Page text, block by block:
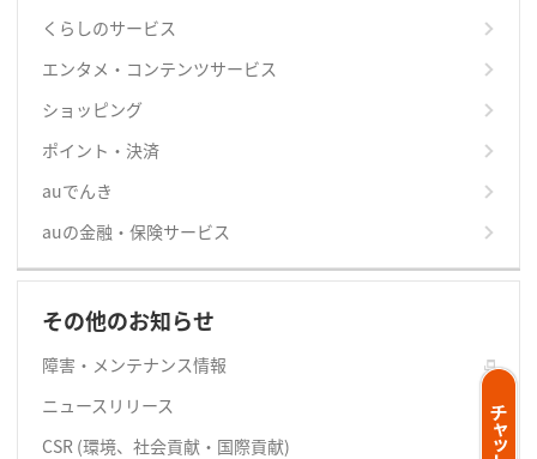
くらしのサービス
エンタメ・コンテンツサービス
ショッピング
ポイント・決済
auでんき
auの金融・保険サービス
その他のお知らせ
障害・メンテナンス情報
ニュースリリース
CSR (環境、社会貢献・国際貢献)